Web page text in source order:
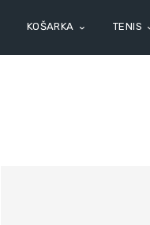
KOŠARKA TENIS